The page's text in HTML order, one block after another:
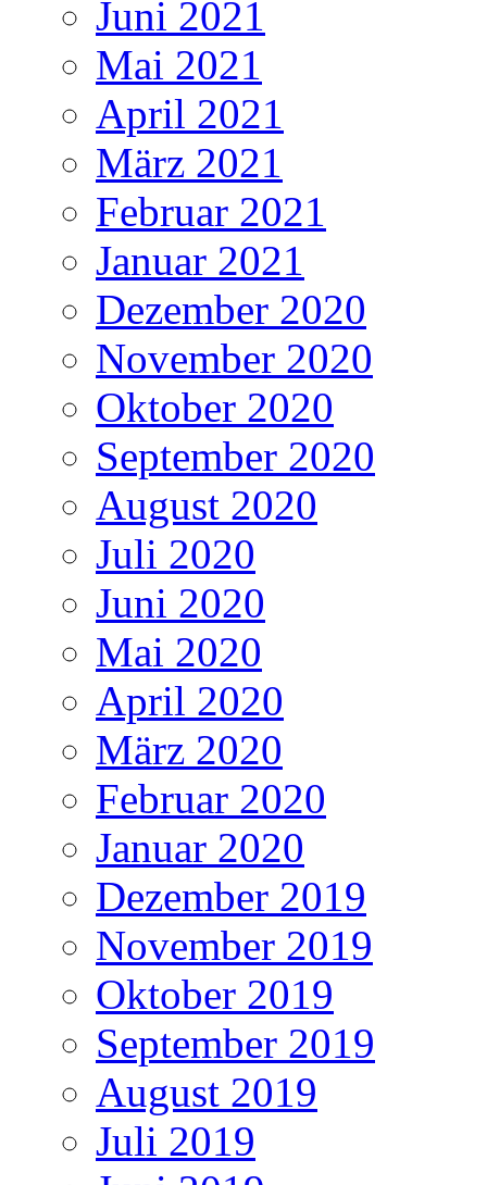
Juni 2021
Mai 2021
April 2021
März 2021
Februar 2021
Januar 2021
Dezember 2020
November 2020
Oktober 2020
September 2020
August 2020
Juli 2020
Juni 2020
Mai 2020
April 2020
März 2020
Februar 2020
Januar 2020
Dezember 2019
November 2019
Oktober 2019
September 2019
August 2019
Juli 2019